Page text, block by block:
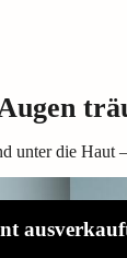
unter die Haut